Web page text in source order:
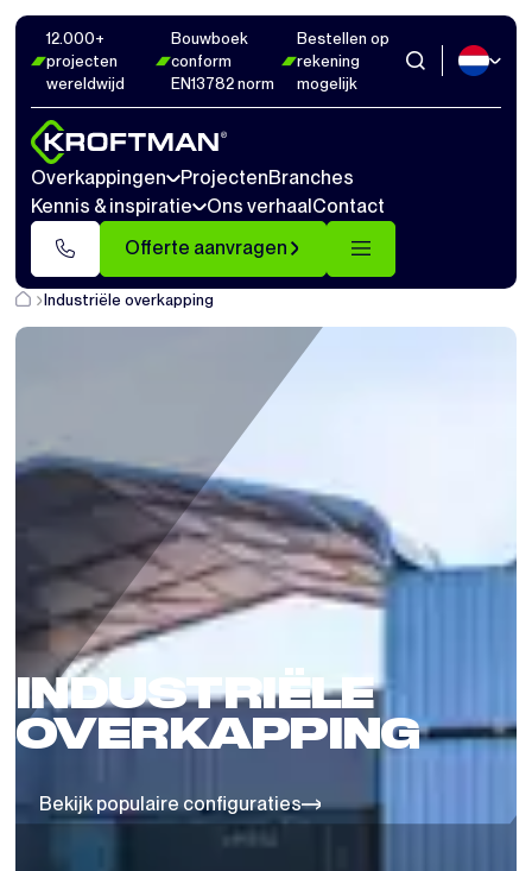
12.000+
projecten
wereldwijd
Bouwboek
conform
EN13782 norm
Bestellen op
rekening
mogelijk
Overkappingen ProjectenBranches
Kennis & inspiratie
Ons verhaalContact
Offerte aanvragen
Industriële overkapping
INDUSTRIËLE
OVERKAPPING
Bekijk populaire configuraties